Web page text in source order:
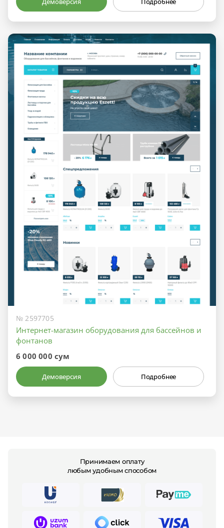
№ 2597705
Интернет-магазин оборудования для бассейнов и
фонтанов
6 000 000 сум
Демоверсия Подробнее
Принимаем оплату
любым удобным способом